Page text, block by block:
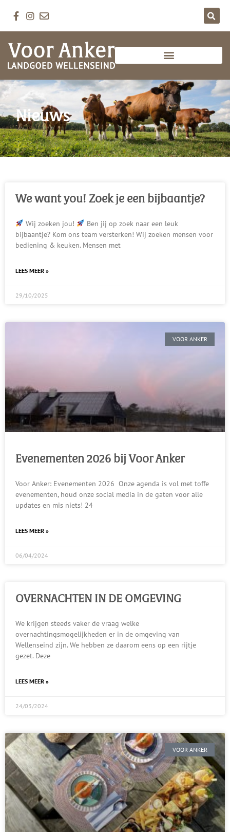
Nieuws
We want you! Zoek je een bijbaantje?
Wij zoeken jou!
Ben jij op zoek naar een leuk
bijbaantje? Kom ons team versterken! Wij zoeken mensen voor
bediening & keuken. Mensen met
LEES MEER »
29/10/2025
VOOR ANKER
Evenementen 2026 bij Voor Anker
Voor Anker: Evenementen 2026 Onze agenda is vol met toffe
evenementen, houd onze social media in de gaten voor alle
updates en mis niets! 24
LEES MEER »
06/04/2024
OVERNACHTEN IN DE OMGEVING
We krijgen steeds vaker de vraag welke
overnachtingsmogelijkheden er in de omgeving van
Wellenseind zijn. We hebben ze daarom eens op een rijtje
gezet. Deze
LEES MEER »
24/03/2024
VOOR ANKER